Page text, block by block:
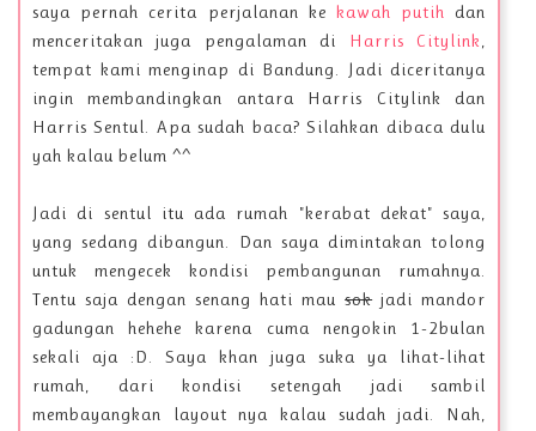
saya pernah cerita perjalanan ke kawah putih dan
menceritakan juga pengalaman di Harris Citylink,
tempat kami menginap di Bandung. Jadi diceritanya
ingin membandingkan antara Harris Citylink dan
Harris Sentul. Apa sudah baca? Silahkan dibaca dulu
yah kalau belum ^^
Jadi di sentul itu ada rumah "kerabat dekat" saya,
yang sedang dibangun. Dan saya dimintakan tolong
untuk mengecek kondisi pembangunan rumahnya.
Tentu saja dengan senang hati mausokjadi mandor
gadungan hehehe karena cuma nengokin 1-2bulan
sekali aja :D. Saya khan juga suka ya lihat-lihat
rumah, dari kondisi setengah jadi sambil
membayangkan layout nya kalau sudah jadi. Nah,